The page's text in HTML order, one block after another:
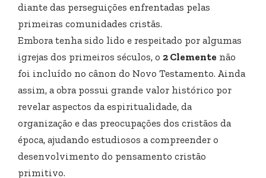
diante das perseguições enfrentadas pelas
primeiras comunidades cristãs.
Embora tenha sido lido e respeitado por algumas
igrejas dos primeiros séculos, o 2 Clemente não
foi incluído no cânon do Novo Testamento. Ainda
assim, a obra possui grande valor histórico por
revelar aspectos da espiritualidade, da
organização e das preocupações dos cristãos da
época, ajudando estudiosos a compreender o
desenvolvimento do pensamento cristão
primitivo.